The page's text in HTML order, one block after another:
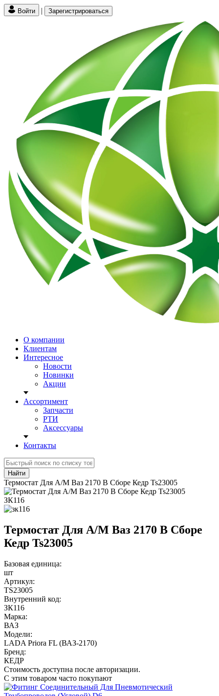
Войти | Зарегистрироваться
О компании
Клиентам
Интересное
Новости
Новинки
Акции
Ассортимент
Запчасти
РТИ
Аксессуары
Контакты
Найти
Термостат Для А/М Ваз 2170 В Сборе Кедр Ts23005
ЗК116
Термостат Для А/М Ваз 2170 В Сборе
Кедр Ts23005
Базовая единица:
шт
Артикул:
TS23005
Внутренний код:
ЗК116
Марка:
ВАЗ
Модели:
LADA Priora FL (ВАЗ-2170)
Бренд:
КЕДР
Стоимость доступна после авторизации.
С этим товаром часто покупают